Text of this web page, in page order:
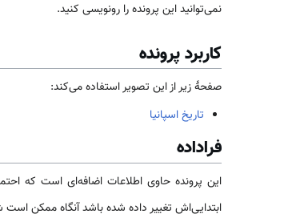
نمی‌توانید این پرونده را رونویسی کنید.
کاربرد پرونده
صفحهٔ زیر از این تصویر استفاده می‌کند:
تاریخ اسپانیا
فراداده
این پرونده حاوی اطلاعات اضافه‌ای است که
ابتدایی‌اش تغییر داده شده باشد آنگاه ممکن